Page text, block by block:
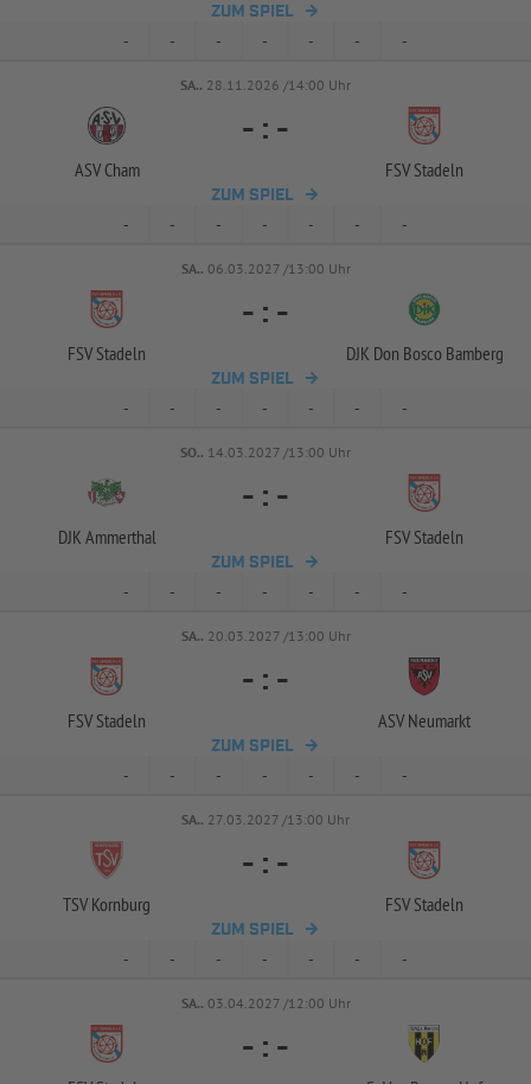
ZUM SPIEL
- - - - - - -
SA.. 28.11.2026 /14:00 Uhr
ASV Cham
- : -
FSV Stadeln
ZUM SPIEL
- - - - - - -
SA.. 06.03.2027 /13:00 Uhr
FSV Stadeln
- : -
DJK Don Bosco Bamberg
ZUM SPIEL
- - - - - - -
SO.. 14.03.2027 /13:00 Uhr
DJK Ammerthal
- : -
FSV Stadeln
ZUM SPIEL
- - - - - - -
SA.. 20.03.2027 /13:00 Uhr
FSV Stadeln
- : -
ASV Neumarkt
ZUM SPIEL
- - - - - - -
SA.. 27.03.2027 /13:00 Uhr
TSV Kornburg
- : -
FSV Stadeln
ZUM SPIEL
- - - - - - -
SA.. 03.04.2027 /12:00 Uhr
- : -